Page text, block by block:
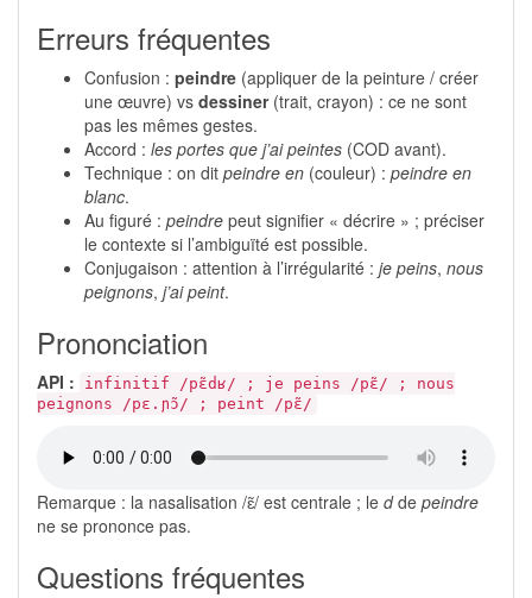
Erreurs fréquentes
Confusion : peindre (appliquer de la peinture / créer
une œuvre) vs dessiner(trait, crayon) : ce ne sont
pas les mêmes gestes.
Accord : les portes que j’ai peintes (COD avant).
Technique : on dit peindre en (couleur) : peindre en
blanc.
Au figuré : peindre peut signifier « décrire » ; préciser
le contexte si l’ambiguïté est possible.
Conjugaison : attention à l’irrégularité : je peins, nous
peignons, j’ai peint.
Prononciation
API :
infinitif /pɛ̃dʁ/ ; je peins /pɛ̃/ ; nous
peignons /pɛ.ɲɔ̃/ ; peint /pɛ̃/
Remarque : la nasalisation /ɛ̃/ est centrale ; le dde peindre
ne se prononce pas.
Questions fréquentes